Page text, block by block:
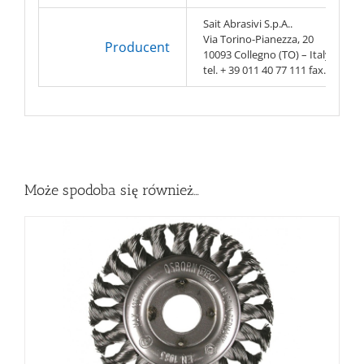
Producent
Sait Abrasivi S.p.A..
Via Torino-Pianezza, 20
10093 Collegno (TO) – Italy
tel. + 39 011 40 77 111 fax. + 39
Może spodoba się również…